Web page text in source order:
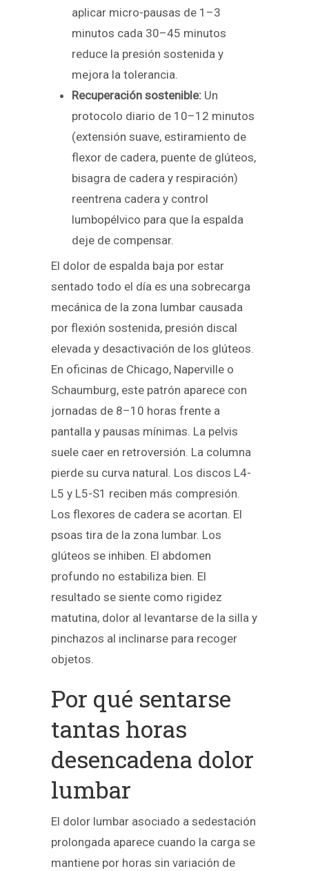
aplicar micro-pausas de 1–3
minutos cada 30–45 minutos
reduce la presión sostenida y
mejora la tolerancia.
Recuperación sostenible: Un
protocolo diario de 10–12 minutos
(extensión suave, estiramiento de
flexor de cadera, puente de glúteos,
bisagra de cadera y respiración)
reentrena cadera y control
lumbopélvico para que la espalda
deje de compensar.
El dolor de espalda baja por estar
sentado todo el día es una sobrecarga
mecánica de la zona lumbar causada
por flexión sostenida, presión discal
elevada y desactivación de los glúteos.
En oficinas de Chicago, Naperville o
Schaumburg, este patrón aparece con
jornadas de 8–10 horas frente a
pantalla y pausas mínimas. La pelvis
suele caer en retroversión. La columna
pierde su curva natural. Los discos L4-
L5 y L5-S1 reciben más compresión.
Los flexores de cadera se acortan. El
psoas tira de la zona lumbar. Los
glúteos se inhiben. El abdomen
profundo no estabiliza bien. El
resultado se siente como rigidez
matutina, dolor al levantarse de la silla y
pinchazos al inclinarse para recoger
objetos.
Por qué sentarse
tantas horas
desencadena dolor
lumbar
El dolor lumbar asociado a sedestación
prolongada aparece cuando la carga se
mantiene por horas sin variación de